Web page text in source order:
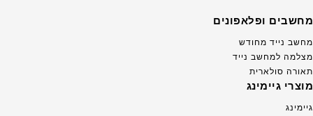
מחשבים ופלאפונים
מחשב נייד מחודש
מצלמה למחשב נייד
תאורה סולארית
מוצרי גיימינג
גיימינג